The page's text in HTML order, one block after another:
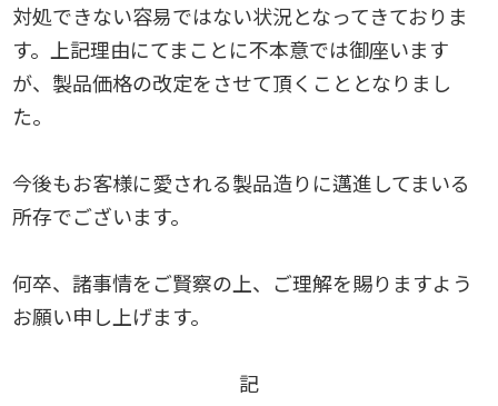
対処できない容易ではない状況となってきておりま
す。上記理由にてまことに不本意では御座います
が、製品価格の改定をさせて頂くこととなりまし
た。
今後もお客様に愛される製品造りに邁進してまいる
所存でございます。
何卒、諸事情をご賢察の上、ご理解を賜りますよう
お願い申し上げます。
記